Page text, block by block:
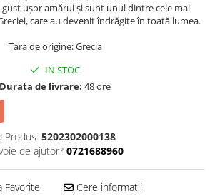
ușor amărui și sunt unul dintre cele mai
care au devenit îndrăgite în toată lumea.
Țara de origine: Grecia
IN STOC
Durata de livrare: 48 ore
Produs: 5202302000138
de ajutor? 0721688960
Favorite Cere informatii